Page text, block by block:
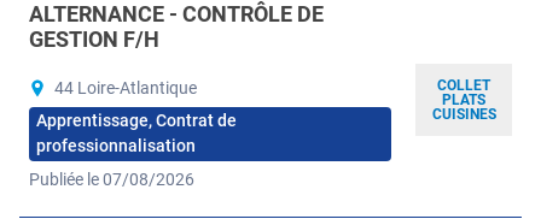
COLLET
PLATS
CUISINES
ALTERNANCE - CONTRÔLE DE
GESTION F/H
44 Loire-Atlantique
Apprentissage, Contrat de
professionnalisation
Publiée le 07/08/2026